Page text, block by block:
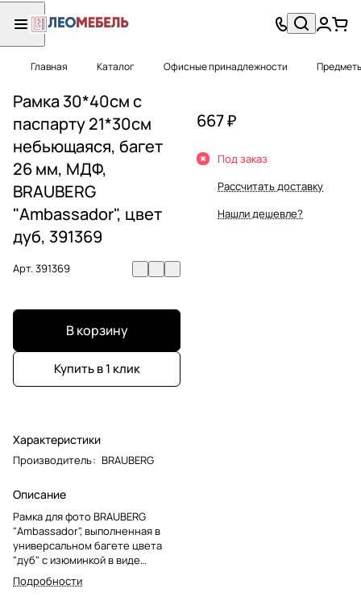
Главная Каталог Офисные принадлежности
Рамка 30*40см с
паспарту 21*30см
небьющаяся, багет
26 мм, МДФ,
BRAUBERG
"Ambassador", цвет
дуб, 391369
Арт.391369
В корзину
Купить в 1 клик
Характеристики
Производитель: BRAUBERG
Описание
Рамка для фото BRAUBERG
"Ambassador", выполненная в
универсальном багете цвета
"дуб" с изюминкой в виде
паспарту, идеально впишется как
в классический, так и в
Подробности
667 ₽
Под заказ
Рассчитать доставку
Нашли дешевле?